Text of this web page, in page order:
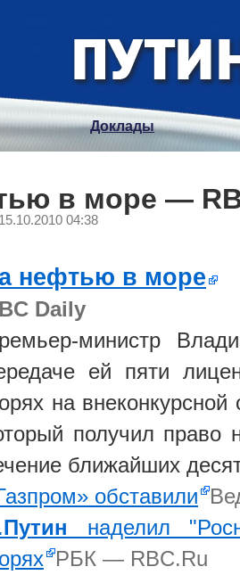
Доклады
в море —
04:38
нефтью в море
Daily
министр
ей пяти
на
получил право
ближайших
обставили
Путин наделил
РБК — RBC.Ru